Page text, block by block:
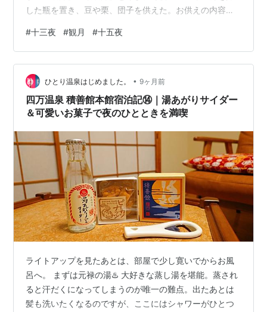
した瓶を置き、豆や栗、団子を供えた。お供えの内容は
う」を言う日だったのだ。 片見月はするものではない
「片見月はするものではない」とはよく言ったもので、
十五夜だけ眺めて十三夜を省くのは片手落ちだという。
自然の恵みは一度きりの感謝では済まない――そんな、
昔の人の感性にうなずきたくなる。 この十三夜、実は日
本独自の行事である。もともとあった秋の収穫祭…
#十三夜 #観月 #十五夜
ひとり温泉はじめました。 • 9ヶ月前
四万温泉 積善館本館宿泊記⑭｜湯あがりサイダー
＆可愛いお菓子で夜のひとときを満喫
ライトアップを見たあとは、部屋で少し寛いでからお風
呂へ。 まずは元禄の湯♨️ 大好きな蒸し湯を堪能。蒸され
ると汗だくになってしまうのが唯一の難点。出たあとは
髪も洗いたくなるのですが、ここにはシャワーがひとつ